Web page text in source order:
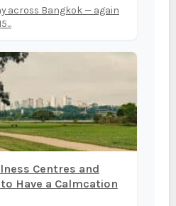
across Bangkok — again
Have a Calmcation